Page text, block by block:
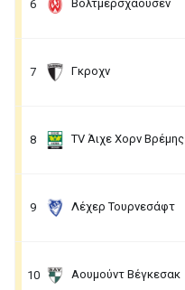
6 Βόλτμερσχάουσεν
7 Γκροχν
8 TV Άιχε Χορν Βρέμης
9 Λέχερ Τουρνεσάφτ
10 Αουμούντ Βέγκεσακ